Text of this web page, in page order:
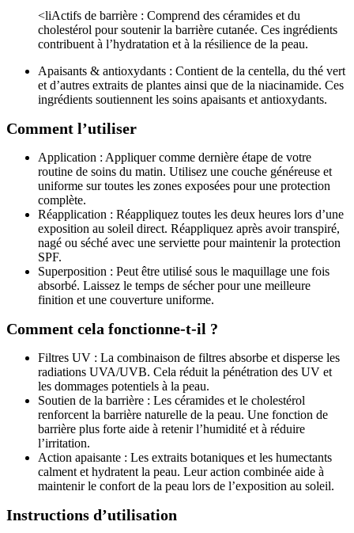
<liActifs de barrière : Comprend des céramides et du
cholestérol pour soutenir la barrière cutanée. Ces ingrédients
contribuent à l’hydratation et à la résilience de la peau.
Apaisants & antioxydants : Contient de la centella, du thé vert
et d’autres extraits de plantes ainsi que de la niacinamide. Ces
ingrédients soutiennent les soins apaisants et antioxydants.
Comment l’utiliser
Application : Appliquer comme dernière étape de votre
routine de soins du matin. Utilisez une couche généreuse et
uniforme sur toutes les zones exposées pour une protection
complète.
Réapplication : Réappliquez toutes les deux heures lors d’une
exposition au soleil direct. Réappliquez après avoir transpiré,
nagé ou séché avec une serviette pour maintenir la protection
SPF.
Superposition : Peut être utilisé sous le maquillage une fois
absorbé. Laissez le temps de sécher pour une meilleure
finition et une couverture uniforme.
Comment cela fonctionne-t-il ?
Filtres UV : La combinaison de filtres absorbe et disperse les
radiations UVA/UVB. Cela réduit la pénétration des UV et
les dommages potentiels à la peau.
Soutien de la barrière : Les céramides et le cholestérol
renforcent la barrière naturelle de la peau. Une fonction de
barrière plus forte aide à retenir l’humidité et à réduire
l’irritation.
Action apaisante : Les extraits botaniques et les humectants
calment et hydratent la peau. Leur action combinée aide à
maintenir le confort de la peau lors de l’exposition au soleil.
Instructions d’utilisation